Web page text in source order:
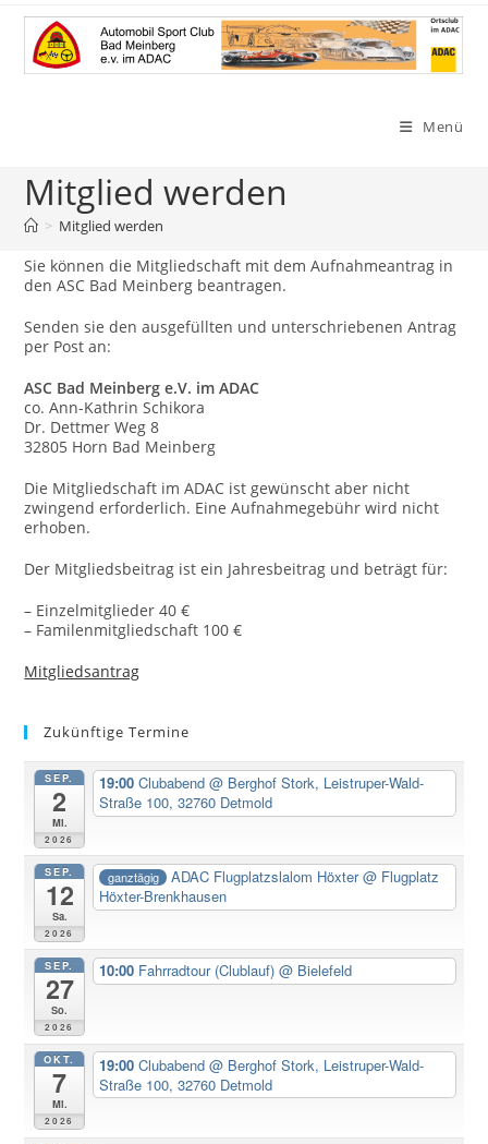
springen
Menü
Mitglied werden
> Mitglied werden
Sie können die Mitgliedschaft mit dem Aufnahmeantrag in
den ASC Bad Meinberg beantragen.
Senden sie den ausgefüllten und unterschriebenen Antrag
per Post an:
ASC Bad Meinberg e.V. im ADAC
co. Ann-Kathrin Schikora
Dr. Dettmer Weg 8
32805 Horn Bad Meinberg
Die Mitgliedschaft im ADAC ist gewünscht aber nicht
zwingend erforderlich. Eine Aufnahmegebühr wird nicht
erhoben.
Der Mitgliedsbeitrag ist ein Jahresbeitrag und beträgt für:
– Einzelmitglieder 40 €
– Familenmitgliedschaft 100 €
Mitgliedsantrag
Zukünftige Termine
SEP.
2
Mi.
2026
19:00 Clubabend @ Berghof Stork, Leistruper-Wald-
Straße 100, 32760 Detmold
SEP.
12
Sa.
2026
ganztägig ADAC Flugplatzslalom Höxter@ Flugplatz
Höxter-Brenkhausen
SEP.
27
So.
2026
10:00 Fahrradtour (Clublauf) @ Bielefeld
OKT.
7
Mi.
2026
19:00 Clubabend @ Berghof Stork, Leistruper-Wald-
Straße 100, 32760 Detmold